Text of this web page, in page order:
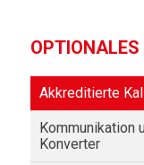
Akkreditierte
Kommunikation
Konverter